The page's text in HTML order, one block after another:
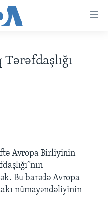
Avropa Birliyinin
Bu barədə Avropa
nümayəndəliyinin